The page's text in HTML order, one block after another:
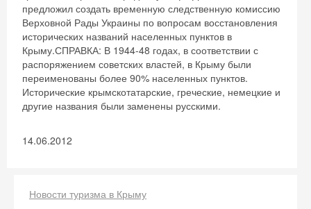
предложил создать временную следственную комиссию
Верховной Рады Украины по вопросам восстановления
исторических названий населенных пунктов в
Крыму.СПРАВКА: В 1944-48 годах, в соответствии с
распоряжением советских властей, в Крыму были
переименованы более 90% населенных пунктов.
Исторические крымскотатарские, греческие, немецкие и
другие названия были заменены русскими.
14.06.2012
Новости туризма в Крыму
Хочешь дешевле? Оставь почту и получи
промокод на первое бронирование!